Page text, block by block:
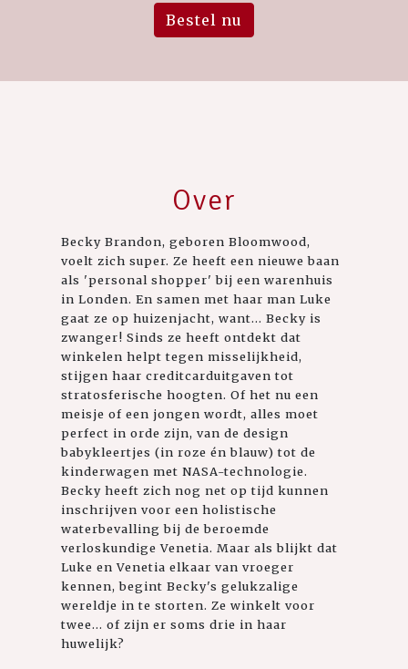
Bestel nu
Over
Becky Brandon, geboren Bloomwood,
voelt zich super. Ze heeft een nieuwe baan
als 'personal shopper' bij een warenhuis
in Londen. En samen met haar man Luke
gaat ze op huizenjacht, want... Becky is
zwanger! Sinds ze heeft ontdekt dat
winkelen helpt tegen misselijkheid,
stijgen haar creditcarduitgaven tot
stratosferische hoogten. Of het nu een
meisje of een jongen wordt, alles moet
perfect in orde zijn, van de design
babykleertjes (in roze én blauw) tot de
kinderwagen met NASA-technologie.
Becky heeft zich nog net op tijd kunnen
inschrijven voor een holistische
waterbevalling bij de beroemde
verloskundige Venetia. Maar als blijkt dat
Luke en Venetia elkaar van vroeger
kennen, begint Becky's gelukzalige
wereldje in te storten. Ze winkelt voor
twee... of zijn er soms drie in haar
huwelijk?